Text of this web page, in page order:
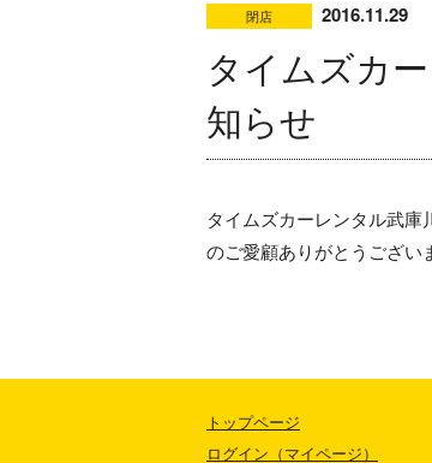
閉店 2016.11.29
タイムズカ
知らせ
タイムズカーレンタル武庫
のご愛顧ありがとうござい
トップページ
ログイン（マイページ）